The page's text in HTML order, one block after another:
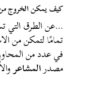
كيف يمكن الخروج من
…عن الطرق التي
تمامًا لتمكن من
في عدد من
مصدرالمشاعر